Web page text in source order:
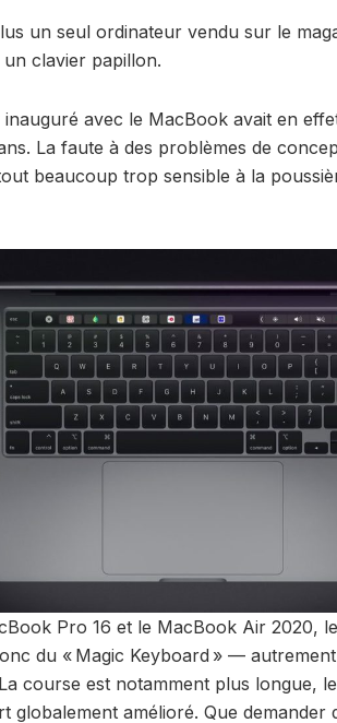
un seul ordinateur vendu sur le
clavier papillon.
avec le MacBook avait en
La faute à des problèmes de
beaucoup trop sensible à la
Pro 16 et le MacBook Air 2020,
du « Magic Keyboard » —
course est notamment plus longue,
globalement amélioré. Que demander